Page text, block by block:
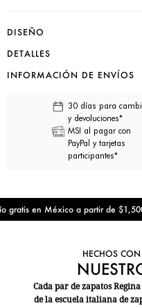
DISEÑO
DETALLES
INFORMACIÓN DE ENVÍOS
30 días para
y devoluciones*
MSI al pagar con
PayPal y tarjetas
participantes*
en México a partir de $1,500
HECHOS
Cada par de zapatos
de la escuela italiana de